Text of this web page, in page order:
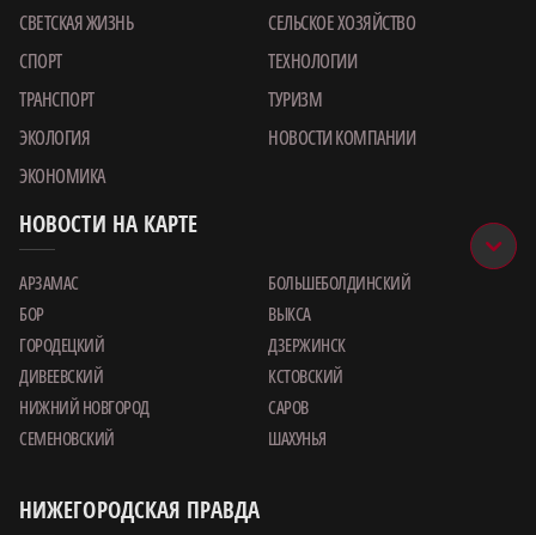
СВЕТСКАЯ ЖИЗНЬ
СЕЛЬСКОЕ ХОЗЯЙСТВО
СПОРТ
ТЕХНОЛОГИИ
ТРАНСПОРТ
ТУРИЗМ
ЭКОЛОГИЯ
НОВОСТИ КОМПАНИИ
ЭКОНОМИКА
НОВОСТИ НА КАРТЕ
АРЗАМАС
БОЛЬШЕБОЛДИНСКИЙ
БОР
ВЫКСА
ГОРОДЕЦКИЙ
ДЗЕРЖИНСК
ДИВЕЕВСКИЙ
КСТОВСКИЙ
НИЖНИЙ НОВГОРОД
САРОВ
СЕМЕНОВСКИЙ
ШАХУНЬЯ
НИЖЕГОРОДСКАЯ ПРАВДА